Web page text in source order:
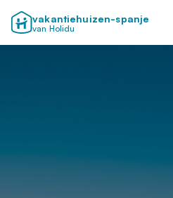
vakantiehuizen-spanje
van Holidu